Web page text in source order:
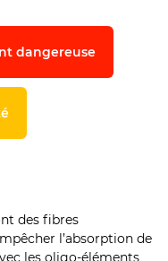
dangereuse
des fibres
l’absorption de
les oligo-éléments